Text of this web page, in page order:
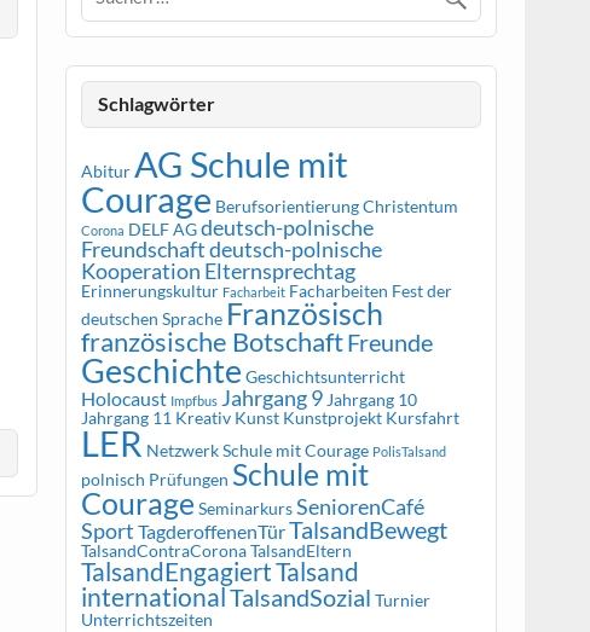
Schlagwörter
AbiturAG Schule mit
Courage BerufsorientierungChristentum
Corona DELF AGdeutsch-polnische
Freundschaftdeutsch-polnische
Kooperation Elternsprechtag
Erinnerungskultur Facharbeit Facharbeiten Fest der
deutschen Sprache Französisch
französische BotschaftFreunde
Geschichte Geschichtsunterricht
Holocaust Impfbus Jahrgang 9 Jahrgang 10
Jahrgang 11 Kreativ Kunst Kunstprojekt Kursfahrt
LER Netzwerk Schule mit Courage PolisTalsand
polnisch Prüfungen Schule mit
Courage SeminarkursSeniorenCafé
Sport TagderoffenenTürTalsandBewegt
TalsandContraCoronaTalsandEltern
TalsandEngagiertTalsand
internationalTalsandSozial Turnier
Unterrichtszeiten